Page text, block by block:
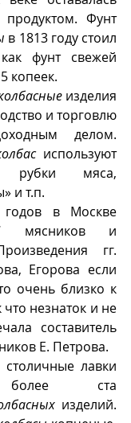
Фунт
в 1813 году стоил
фунт свежей
копеек.
изделия
и торговлю
делом.
используют
мяса,
и т.п.
в Москве
мясников и
гг.
Егорова если
очень близко к
незнаток и не
составитель
Е. Петрова.
лавки
более ста
изделий.